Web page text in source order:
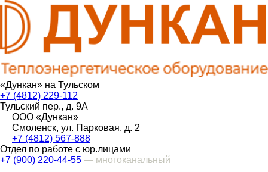
«Дункан» на Тульском
+7 (4812) 229-112
Тульский пер., д. 9А
ООО «Дункан»
Смоленск, ул. Парковая, д. 2
+7 (4812) 567-888
Отдел по работе с юр.лицами
+7 (900) 220-44-55 — многоканальный